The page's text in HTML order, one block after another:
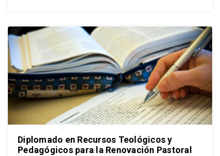
Diplomado en Recursos Teológicos y
Pedagógicos para la Renovación Pastoral